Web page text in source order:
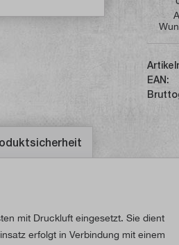
EAN:
mit Druckluft eingesetzt. Sie dient
erfolgt in Verbindung mit einem